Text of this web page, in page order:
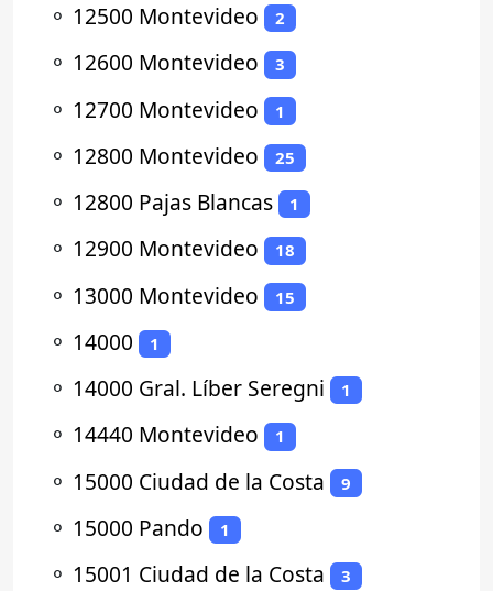
⚬ 12500 Montevideo 2
⚬ 12600 Montevideo 3
⚬ 12700 Montevideo 1
⚬ 12800 Montevideo 25
⚬ 12800 Pajas Blancas 1
⚬ 12900 Montevideo 18
⚬ 13000 Montevideo 15
⚬ 14000 1
⚬ 14000 Gral. Líber Seregni 1
⚬ 14440 Montevideo 1
⚬ 15000 Ciudad de la Costa 9
⚬ 15000 Pando 1
⚬ 15001 Ciudad de la Costa 3